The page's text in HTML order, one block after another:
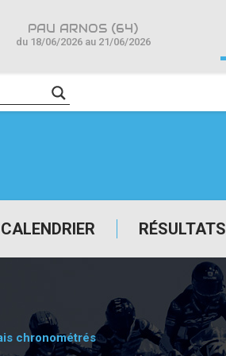
CALENDRIER RÉSULTATS
PAU ARNOS (64)
du 18/06/2026 au 21/06/2026
chronométrés